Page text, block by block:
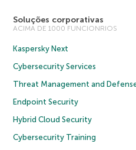
Soluções corporativas
ACIMA DE 1000 FUNCIONRIOS
Kaspersky Next
Cybersecurity Services
Threat Management and
Endpoint Security
Hybrid Cloud Security
Cybersecurity Training